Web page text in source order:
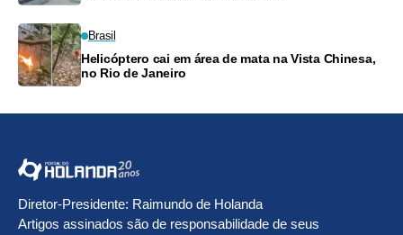
Brasil
Helicóptero cai em área de mata na Vista Chinesa,
no Rio de Janeiro
Diretor-Presidente: Raimundo de Holanda
Artigos assinados são de responsabilidade de seus